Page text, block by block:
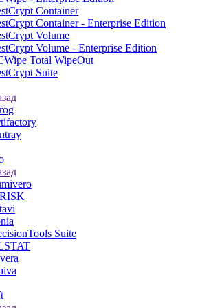
Container
Container - Enterprise Edition
Volume
Volume - Enterprise Edition
Total WipeOut
Suite
Suite